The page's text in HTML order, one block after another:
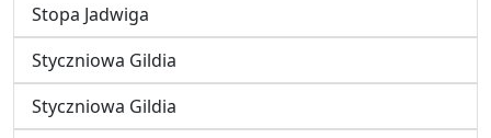
Stopa Jadwiga
Styczniowa Gildia
Styczniowa Gildia